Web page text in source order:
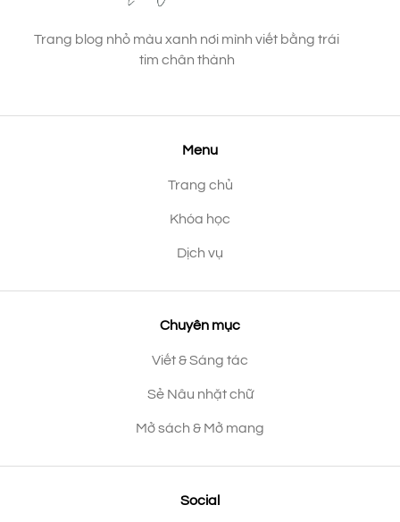
Trang blog nhỏ màu xanh nơi mình viết bằng trái
tim chân thành
Menu
Trang chủ
Khóa học
Dịch vụ
Chuyên mục
Viết & Sáng tác
Sẻ Nâu nhặt chữ
Mở sách & Mở mang
Social